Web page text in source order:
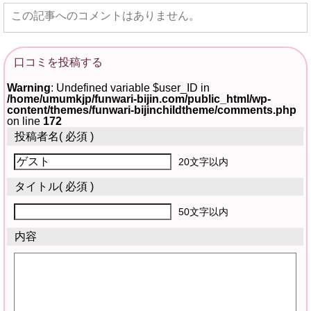
この記事へのコメントはありません。
口コミを投稿する
Warning : Undefined variable $user_ID in
/home/umumkjp/funwari-bijin.com/public_html/wp-
content/themes/funwari-bijinchildtheme/comments.php
on line 172
投稿者名( 必須 )
20文字以内
タイトル( 必須 )
50文字以内
内容